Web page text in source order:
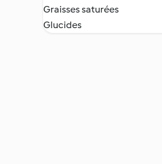
Graisses saturées
Glucides